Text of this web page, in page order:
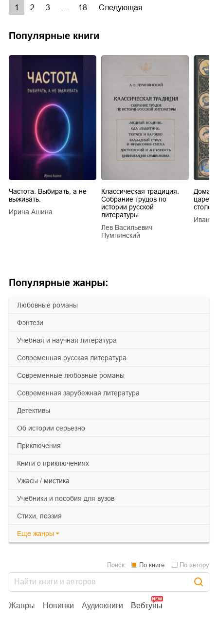
Популярные жанры:
любовные романы
фэнтези
учебная и научная литература
современная русская литература
современные любовные романы
современная зарубежная литература
детективы
об истории серьезно
приключения
книги о приключениях
ужасы / мистика
учебники и пособия для вузов
cтихи, поэзия
Еще жанры
1 2 3 18 Следующая
Популярные книги
Частота. Выбирать, а не
выживать.
Ирина Ашина
Классическая традиция.
Собрание трудов по
истории русской
литературы
Лев Васильевич
Пумпянский
царей
Иван
Жанры Новинки Аудиокниги
Вебтуны
Поиск: По книге По автору